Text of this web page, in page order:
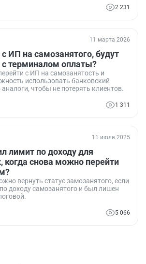
2 231
11 марта 2026
ИП на самозанятого, будут
терминалом оплаты?
с ИП на самозанятость и
использовать банковский
чтобы не потерять клиентов.
1 311
11 июля 2025
лимит по доходу для
когда снова можно перейти
вернуть статус замозанятого, если
доходу самозанятого и был лишен
5 066